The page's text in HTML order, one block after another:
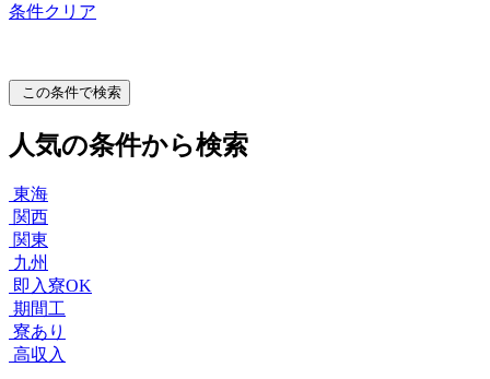
条件クリア
この条件で検索
人気の条件から検索
東海
関西
関東
九州
即入寮OK
期間工
寮あり
高収入